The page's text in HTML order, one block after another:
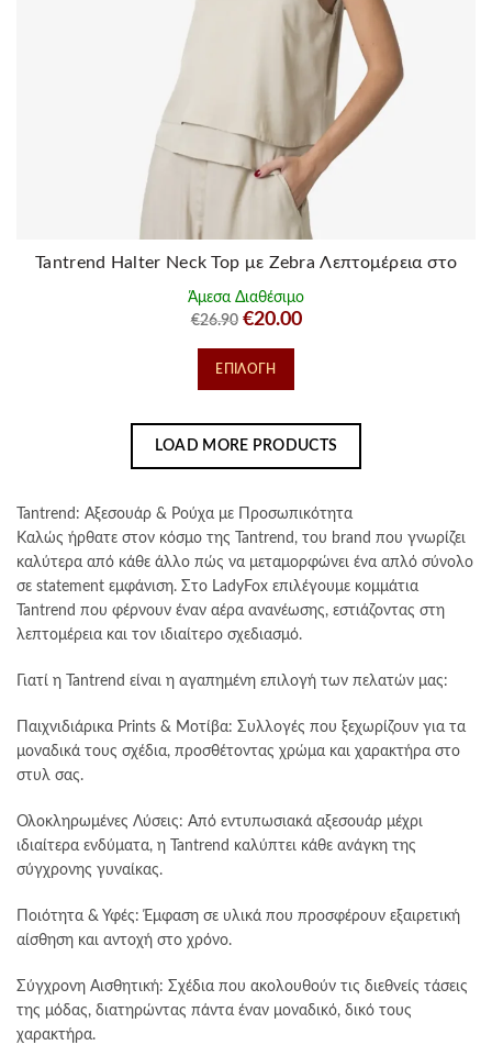
σελίδα
προϊόντος
Tantrend Halter Neck Top με Zebra Λεπτομέρεια στο
Λαιμό
Άμεσα Διαθέσιμο
€26.90 Original
price
was:
€20.00Η
€20.00.
ΕΠΙΛΟΓΉ
επιλογές
μπορούν
να
στη
του
LOAD MORE PRODUCTS
Tantrend: Αξεσουάρ & Ρούχα με Προσωπικότητα
Καλώς ήρθατε στον κόσμο της Tantrend, του brand που γνωρίζει
καλύτερα από κάθε άλλο πώς να μεταμορφώνει ένα απλό σύνολο
σε statement εμφάνιση. Στο LadyFox επιλέγουμε κομμάτια
Tantrend που φέρνουν έναν αέρα ανανέωσης, εστιάζοντας στη
λεπτομέρεια και τον ιδιαίτερο σχεδιασμό.
Γιατί η Tantrend είναι η αγαπημένη επιλογή των πελατών μας:
Παιχνιδιάρικα Prints & Μοτίβα: Συλλογές που ξεχωρίζουν για τα
μοναδικά τους σχέδια, προσθέτοντας χρώμα και χαρακτήρα στο
στυλ σας.
Ολοκληρωμένες Λύσεις: Από εντυπωσιακά αξεσουάρ μέχρι
ιδιαίτερα ενδύματα, η Tantrend καλύπτει κάθε ανάγκη της
σύγχρονης γυναίκας.
Ποιότητα & Υφές: Έμφαση σε υλικά που προσφέρουν εξαιρετική
αίσθηση και αντοχή στο χρόνο.
Σύγχρονη Αισθητική: Σχέδια που ακολουθούν τις διεθνείς τάσεις
της μόδας, διατηρώντας πάντα έναν μοναδικό, δικό τους
χαρακτήρα.